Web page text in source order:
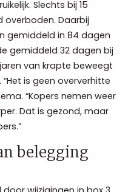
Slechts bij 15
Daarbij
gemiddeld in 84 dagen
gemiddeld 32 dagen bij
van krapte beweegt
is geen oververhitte
“Kopers nemen weer
Dat is gezond, maar
belegging